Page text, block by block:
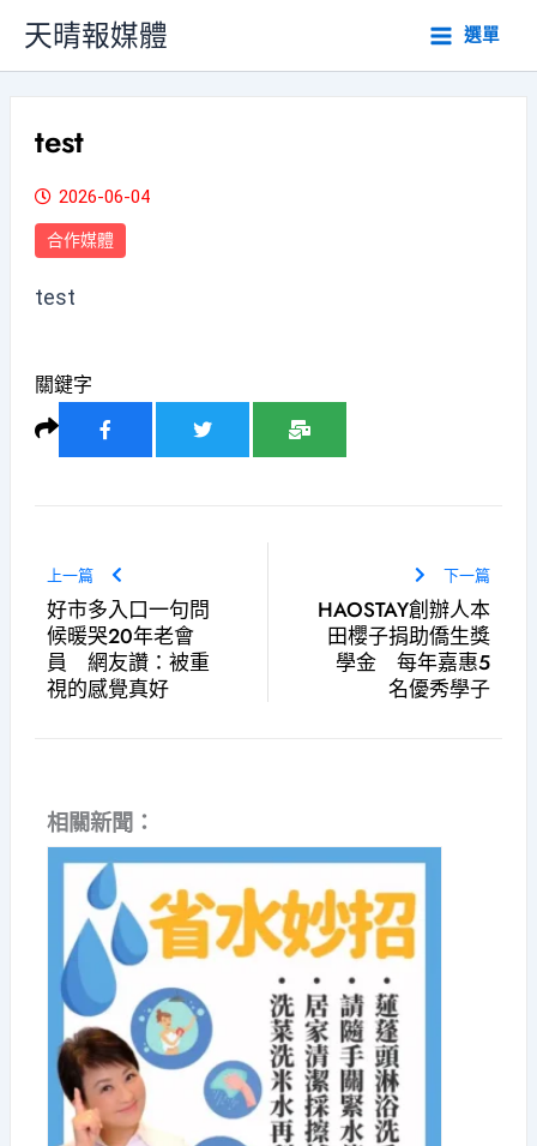
主
天晴報媒體 選單
test
2026-06-04
合作媒體
test
關鍵字
上一篇
好市多入口一句問
候暖哭20年老會
員 網友讚：被重
視的感覺真好
下一篇
HAOSTAY創辦人本
田櫻子捐助僑生獎
學金 每年嘉惠5
名優秀學子
相關新聞：